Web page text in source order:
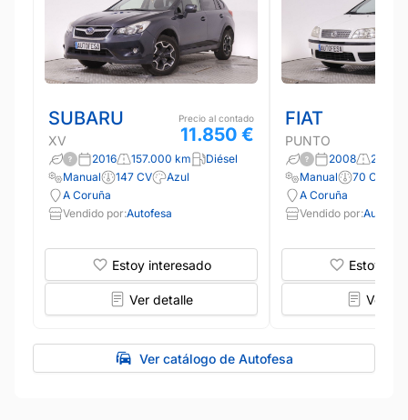
SUBARU
XV
Precio al contado
11.850 €
2016 157.000 km
Diésel
Manual
147 CV
Azul
A Coruña
Vendido por:Autofesa
Estoy interesado
Ver detalle
FIAT
PUNTO
2008
Manual
70 CV
A Coruña
Vendido por:Autofesa
Estoy
Ver
Ver catálogo de Autofesa